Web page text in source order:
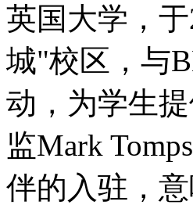
英国大学，
城"校区，与
动，为学生
监Mark
伴的入驻，